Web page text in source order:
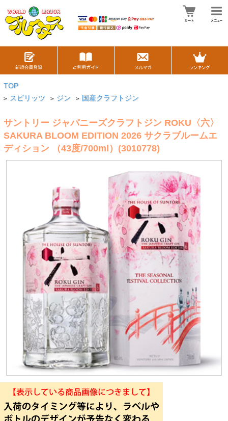
TOP
> スピリッツ > ジン > 国産クラフトジン
サントリー ジャパニーズクラフトジン ROKU〈六〉
SAKURA BLOOM EDITION 2026 サクラブルームエ
ディション （43度/700ml）(3010778)